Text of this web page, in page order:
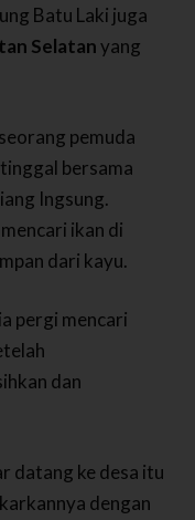
Batu Laki juga
Selatanyang
pemuda
bersama
Ingsung.
ikan di
dari kayu.
pergi mencari
dan
datang ke desa itu
dengan